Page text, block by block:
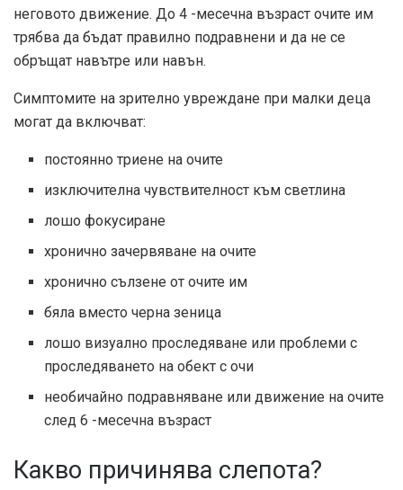
неговото движение. До 4 -месечна възраст очите им
трябва да бъдат правилно подравнени и да не се
обръщат навътре или навън.
Симптомите на зрително увреждане при малки деца
могат да включват:
постоянно триене на очите
изключителна чувствителност към светлина
лошо фокусиране
хронично зачервяване на очите
хронично сълзене от очите им
бяла вместо черна зеница
лошо визуално проследяване или проблеми с
проследяването на обект с очи
необичайно подравняване или движение на очите
след 6 -месечна възраст
Какво причинява слепота?